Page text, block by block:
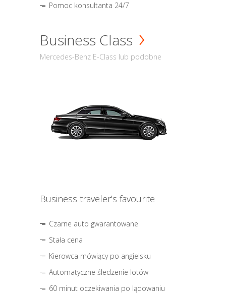
Pomoc konsultanta 24/7
Business Class
Mercedes-Benz E-Class lub podobne
Business traveler's favourite
Czarne auto gwarantowane
Stała cena
Kierowca mówiący po angielsku
Automatyczne śledzenie lotów
60 minut oczekiwania po lądowaniu